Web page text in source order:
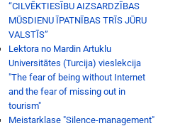
“CILVĒKTIESĪBU AIZSARDZĪBAS
MŪSDIENU ĪPATNĪBAS TRĪS JŪRU
VALSTĪS”
Lektora no Mardin Artuklu
Universitātes (Turcija) vieslekcija
"The fear of being without Internet
and the fear of missing out in
tourism"
Meistarklase "Silence-management"